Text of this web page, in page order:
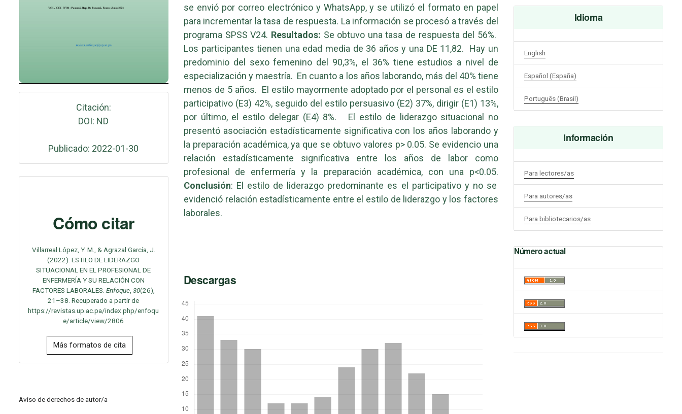
Citación:
DOI: ND
Publicado: 2022-01-30
Cómo citar
Villarreal López, Y. M., & Agrazal García, J.
(2022). ESTILO DE LIDERAZGO
SITUACIONAL EN EL PROFESIONAL DE
ENFERMERÍA Y SU RELACIÓN CON
FACTORES LABORALES. Enfoque, 30(26),
21–38. Recuperado a partir de
https://revistas.up.ac.pa/index.php/enfoqu
e/article/view/2806
Más formatos de cita
Aviso de derechos de autor/a
se envió por correo electrónico y WhatsApp, y se utilizó el formato en papel
para incrementar la tasa de respuesta. La información se procesó a través del
programa SPSS V24. Resultados: Se obtuvo una tasa de respuesta del 56%.
Los participantes tienen una edad media de 36 años y una DE 11,82. Hay un
predominio del sexo femenino del 90,3%, el 36% tiene estudios a nivel de
especialización y maestría. En cuanto a los años laborando, más del 40% tiene
menos de 5 años. El estilo mayormente adoptado por el personal es el estilo
participativo (E3) 42%, seguido del estilo persuasivo (E2) 37%, dirigir (E1) 13%,
por último, el estilo delegar (E4) 8%. El estilo de liderazgo situacional no
presentó asociación estadísticamente significativa con los años laborando y
la preparación académica, ya que se obtuvo valores p> 0.05. Se evidencio una
relación estadísticamente significativa entre los años de labor como
profesional de enfermería y la preparación académica, con una p<0.05.
Conclusión: El estilo de liderazgo predominante es el participativo y no se
evidenció relación estadísticamente entre el estilo de liderazgo y los factores
laborales.
Descargas
Idioma
English
Español (España)
Português (Brasil)
Información
Para lectores/as
Para autores/as
Para bibliotecarios/as
Número actual